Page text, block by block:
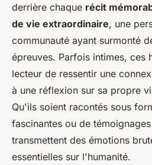
derrière chaque récit
de vie extraordinaire, une
communauté ayant surmonté
épreuves. Parfois intimes, ces
lecteur de ressentir une
à une réflexion sur sa propre
Qu'ils soient racontés sous
fascinantes ou de
transmettent des émotions
essentielles sur l'humanité.